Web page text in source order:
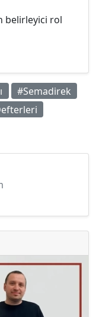
belirleyici rol
#Semadirek